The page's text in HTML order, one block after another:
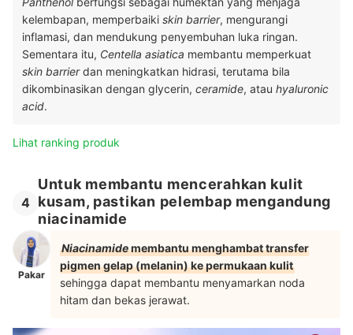
kelembapan, memperbaiki skin barrier, mengurangi
inflamasi, dan mendukung penyembuhan luka ringan.
Sementara itu, Centella asiatica membantu memperkuat
skin barrierdan meningkatkan hidrasi, terutama bila
dikombinasikan dengan glycerin, ceramide, atau hyaluronic
acid.
Lihat ranking produk
4
Untuk membantu mencerahkan kulit
kusam, pastikan pelembap mengandung
niacinamide
Pakar
Niacinamidemembantu menghambat transfer
pigmen gelap (melanin) ke permukaan kulit
sehingga dapat membantu menyamarkan noda
hitam dan bekas jerawat.